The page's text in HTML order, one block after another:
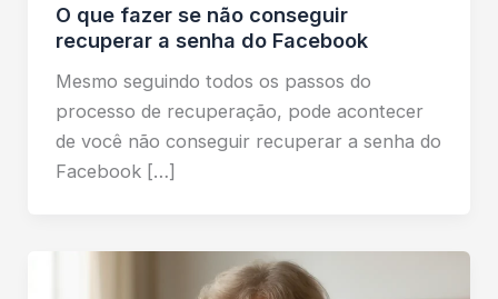
O que fazer se não conseguir
recuperar a senha do Facebook
Mesmo seguindo todos os passos do
processo de recuperação, pode acontecer
de você não conseguir recuperar a senha do
Facebook […]